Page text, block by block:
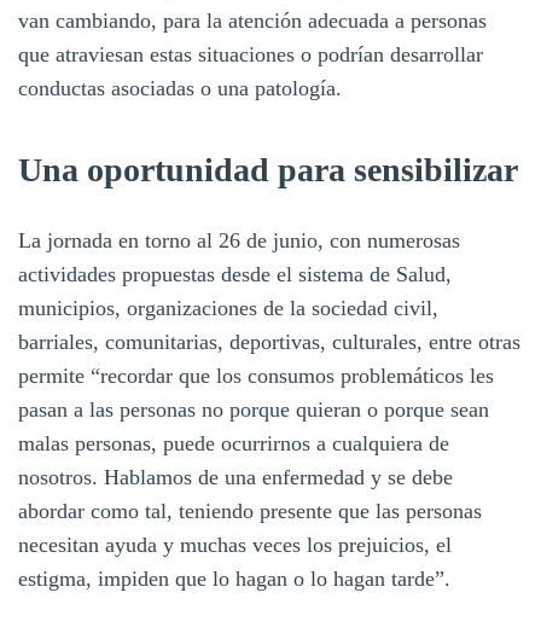
van cambiando, para la atención adecuada a personas
que atraviesan estas situaciones o podrían desarrollar
conductas asociadas o una patología.
Una oportunidad para sensibilizar
La jornada en torno al 26 de junio, con numerosas
actividades propuestas desde el sistema de Salud,
municipios, organizaciones de la sociedad civil,
barriales, comunitarias, deportivas, culturales, entre otras
permite “recordar que los consumos problemáticos les
pasan a las personas no porque quieran o porque sean
malas personas, puede ocurrirnos a cualquiera de
nosotros. Hablamos de una enfermedad y se debe
abordar como tal, teniendo presente que las personas
necesitan ayuda y muchas veces los prejuicios, el
estigma, impiden que lo hagan o lo hagan tarde”.